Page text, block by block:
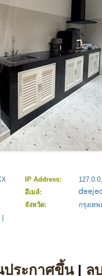
IP Address:
อีเมล์:
จังหวัด:
กรุงเท
ประกาศขึ้น| ล